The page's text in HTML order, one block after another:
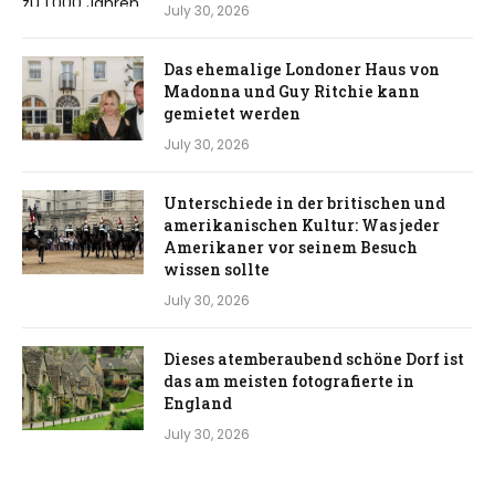
July 30, 2026
Das ehemalige Londoner Haus von
Madonna und Guy Ritchie kann
gemietet werden
July 30, 2026
Unterschiede in der britischen und
amerikanischen Kultur: Was jeder
Amerikaner vor seinem Besuch
wissen sollte
July 30, 2026
Dieses atemberaubend schöne Dorf ist
das am meisten fotografierte in
England
July 30, 2026